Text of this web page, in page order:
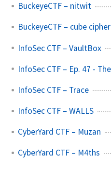
BuckeyeCTF – nitwit
BuckeyeCTF – cube cipher
InfoSec CTF – VaultBox
InfoSec CTF – Trace
InfoSec CTF – WALLS
CyberYard CTF – Muzan
CyberYard CTF – M4ths